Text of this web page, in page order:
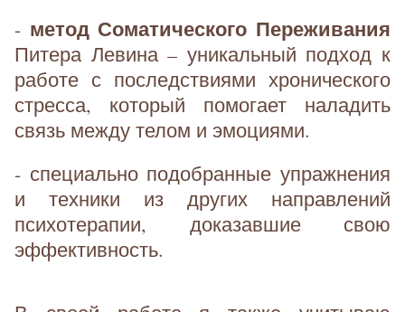
- метод Соматического Переживания
Питера Левина – уникальный подход к
работе с последствиями хронического
стресса, который помогает наладить
связь между телом и эмоциями.
- специально подобранные упражнения
и техники из других направлений
психотерапии, доказавшие свою
эффективность.